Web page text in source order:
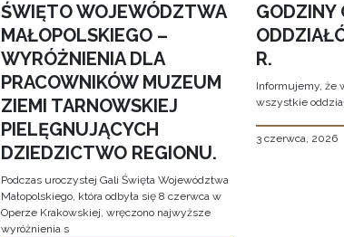
ŚWIĘTO WOJEWÓDZTWA
MAŁOPOLSKIEGO –
WYRÓŻNIENIA DLA
PRACOWNIKÓW MUZEUM
ZIEMI TARNOWSKIEJ
PIELĘGNUJĄCYCH
DZIEDZICTWO REGIONU.
Podczas uroczystej Gali Święta Województwa
Małopolskiego, która odbyła się 8 czerwca w
Operze Krakowskiej, wręczono najwyższe
wyróżnienia s
GODZINY
R.
Informujemy, że
wszystkie
3 czerwca, 2026